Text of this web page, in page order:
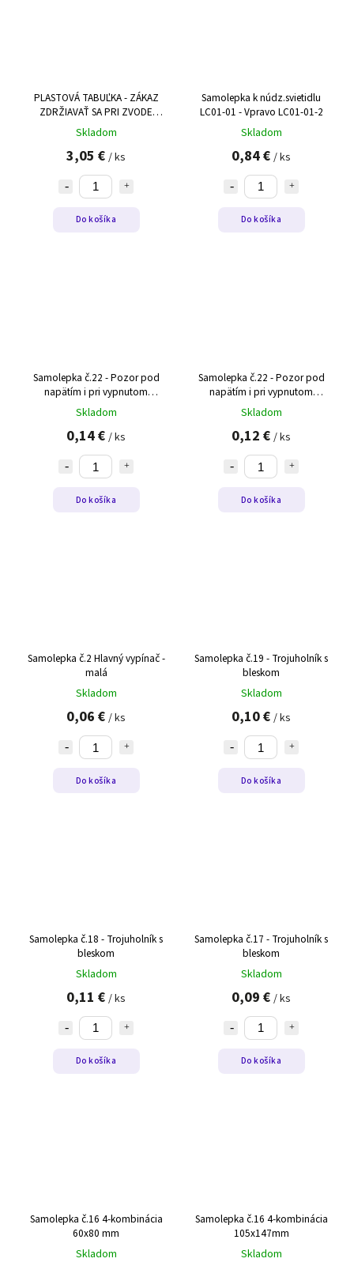
PLASTOVÁ TABUĽKA - ZÁKAZ
ZDRŽIAVAŤ SA PRI ZVODE
POČAS BÚRKY
Skladom
3,05 € / ks
Do košíka
Samolepka k núdz.svietidlu
LC01-01 - Vpravo LC01-01-2
Skladom
0,84 € / ks
Do košíka
Samolepka č.22 - Pozor pod
napätím i pri vypnutom
hl.vypínači - malá
Skladom
0,14 € / ks
Do košíka
Samolepka č.22 - Pozor pod
napätím i pri vypnutom
hl.vypínači
Skladom
0,12 € / ks
Do košíka
Samolepka č.2 Hlavný vypínač -
malá
Skladom
0,06 € / ks
Do košíka
Samolepka č.19 - Trojuholník s
bleskom
Skladom
0,10 € / ks
Do košíka
Samolepka č.18 - Trojuholník s
bleskom
Skladom
0,11 € / ks
Do košíka
Samolepka č.17 - Trojuholník s
bleskom
Skladom
0,09 € / ks
Do košíka
Samolepka č.16 4-kombinácia
60x80 mm
Skladom
Samolepka č.16 4-kombinácia
105x147mm
Skladom